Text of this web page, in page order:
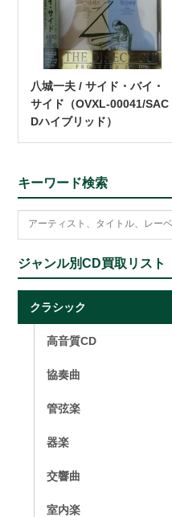
八城一夫 / サイド・バイ・
サイド（OVXL-00041/SAC
Dハイブリッド）
キーワード検索
ジャンル別CD買取リスト
クラシック
高音質CD
協奏曲
管弦楽
器楽
交響曲
室内楽